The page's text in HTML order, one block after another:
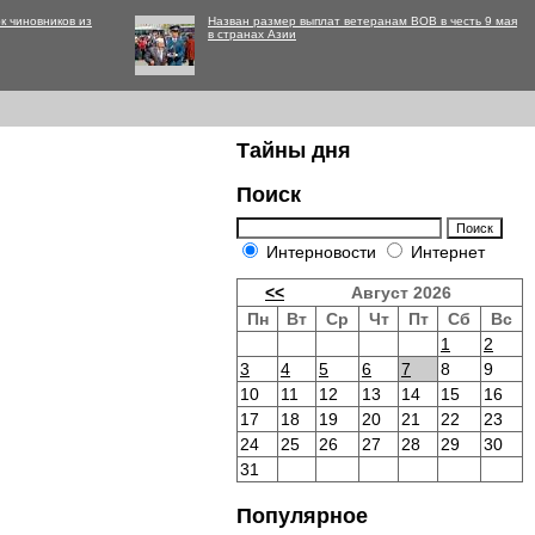
чиновников из
Назван размер выплат ветеранам ВОВ в честь 9 мая
в странах Азии
Тайны дня
Поиск
Интерновости Интернет
<<
Август 2026
Пн
Вт Ср Чт Пт Сб
Вс
1
2
3
4 5 6 7 8
9
10
11 12 13 14 15
16
17
18 19 20 21 22
23
24
25 26 27 28 29
30
31
Популярное